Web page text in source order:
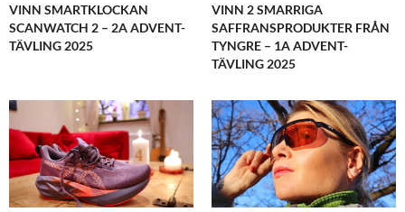
VINN SMARTKLOCKAN
SCANWATCH 2 – 2A ADVENT-
TÄVLING 2025
VINN 2 SMARRIGA
SAFFRANSPRODUKTER FRÅN
TYNGRE – 1A ADVENT-
TÄVLING 2025